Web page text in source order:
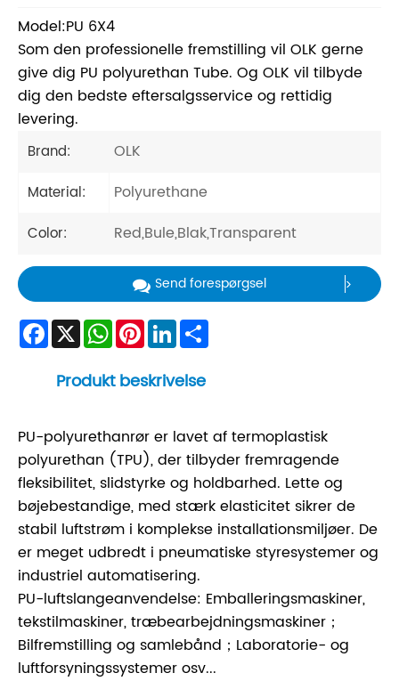
Model:PU 6X4
Som den professionelle fremstilling vil OLK gerne
give dig PU polyurethan Tube. Og OLK vil tilbyde
dig den bedste eftersalgsservice og rettidig
levering.
Brand: OLK
Material: Polyurethane
Color: Red,Bule,Blak,Transparent
Send forespørgsel
Facebook
X WhatsApp
Pinterest
LinkedIn
Produkt beskrivelse
PU-polyurethanrør er lavet af termoplastisk
polyurethan (TPU), der tilbyder fremragende
fleksibilitet, slidstyrke og holdbarhed. Lette og
bøjebestandige, med stærk elasticitet sikrer de
stabil luftstrøm i komplekse installationsmiljøer. De
er meget udbredt i pneumatiske styresystemer og
industriel automatisering.
PU-luftslangeanvendelse: Emballeringsmaskiner,
tekstilmaskiner, træbearbejdningsmaskiner；
Bilfremstilling og samlebånd；Laboratorie- og
luftforsyningssystemer osv...